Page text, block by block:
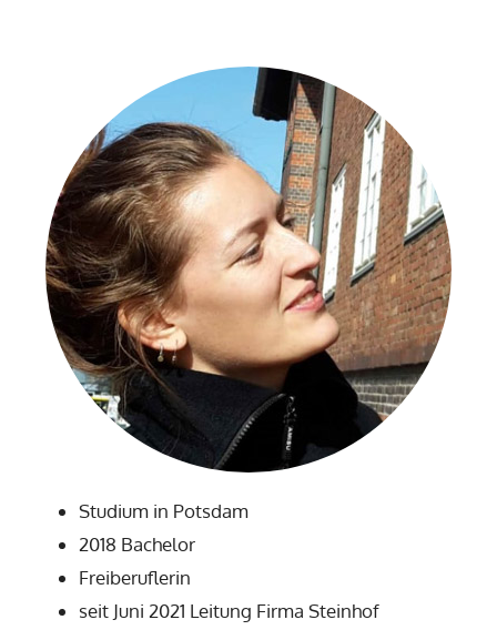
Studium in Potsdam
2018 Bachelor
Freiberuflerin
seit Juni 2021 Leitung Firma Steinhof